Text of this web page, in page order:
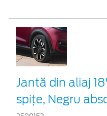
Jantă din aliaj
spițe, Negru